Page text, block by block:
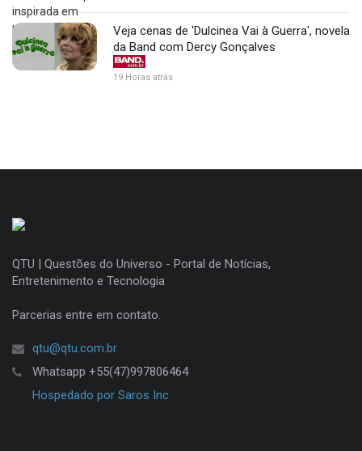
Veja cenas de 'Dulcinea Vai à Guerra', novela
da Band com Dercy Gonçalves
19 Horas atrás
QTU | Questões do Universo - Portal de Notícias,
Entretenimento e Tecnologia
Parcerias entre em contato.
qtu@qtu.com.br
Whatsapp +55(47)997806464
Hospedado por Saros Inc